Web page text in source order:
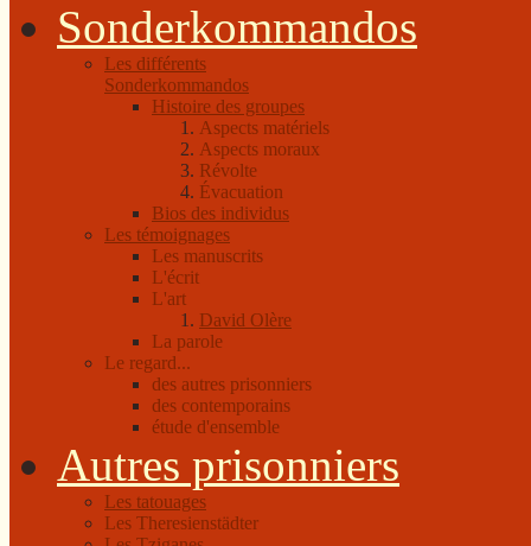
Sonderkommandos
Les différents
Sonderkommandos
Histoire des groupes
Aspects matériels
Aspects moraux
Révolte
Évacuation
Bios des individus
Les témoignages
Les manuscrits
L'écrit
L'art
David Olère
La parole
Le regard...
des autres prisonniers
des contemporains
étude d'ensemble
Autres prisonniers
Les tatouages
Les Theresienstädter